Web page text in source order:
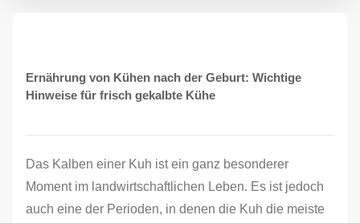
Ernährung von Kühen nach der Geburt: Wichtige
Hinweise für frisch gekalbte Kühe
Das Kalben einer Kuh ist ein ganz besonderer
Moment im landwirtschaftlichen Leben. Es ist jedoch
auch eine der Perioden, in denen die Kuh die meiste